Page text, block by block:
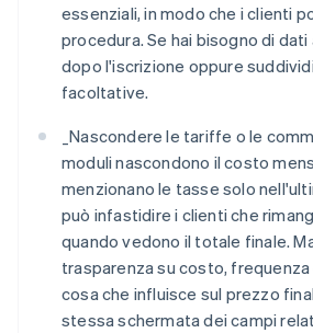
essenziali, in modo che i clienti
procedura. Se hai bisogno di
dopo l'iscrizione oppure
facoltative.
_Nascondere le tariffe o le
moduli nascondono il costo
menzionano le tasse solo
può infastidire i clienti che
quando vedono il totale finale.
trasparenza su costo,
cosa che influisce sul prezzo
stessa schermata dei campi